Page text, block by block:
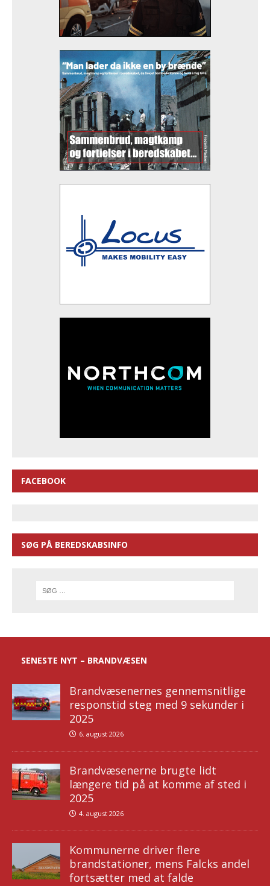
FACEBOOK
SØG PÅ BEREDSKABSINFO
SENESTE NYT – BRANDVÆSEN
Brandvæsenernes gennemsnitlige
responstid steg med 9 sekunder i
2025
6. august 2026
Brandvæsenerne brugte lidt
længere tid på at komme af sted i
2025
4. august 2026
Kommunerne driver flere
brandstationer, mens Falcks andel
fortsætter med at falde